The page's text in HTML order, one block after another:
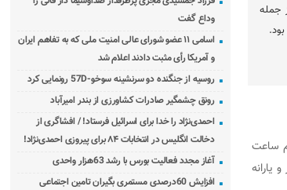
جمله
تا نهم ساعت
برای هر نفر و یارانه
وداع گفت
اسامی ۱۱ عضو شورای عالی امنیت ملی که به تفاهم ایران
و آمریکا رأی مثبت دادند اعلام شد
روسیه از جنگنده دو سرنشینه سوخو-57D رونمایی کرد
رونق چشمگیر صادرات کشاورزی از بندر امیرآباد
احمدی‌نژاد را خدا برای اسرائیل فرستاد! / افشاگری از
دخالت انگلیس در انتخابات ۸۴ برای پیروزی احمدی‌نژاد!
آغاز مجدد فعالیت بورس با رشد 63هزار واحدی
افزایش 60درصدی مستمری بگیران تامین اجتماعی